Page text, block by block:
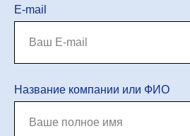
E-mail
Название компании или ФИО